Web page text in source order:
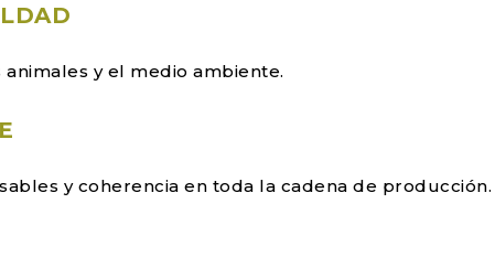
y el medio ambiente.
y coherencia en toda la cadena de producción.